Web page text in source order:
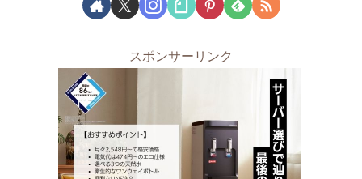
スポンサーリンク